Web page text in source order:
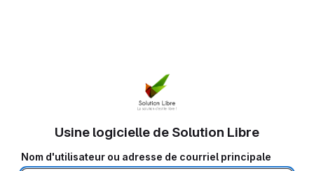
Usine logicielle de Solution Libre
Nom d'utilisateur ou adresse de courriel principale